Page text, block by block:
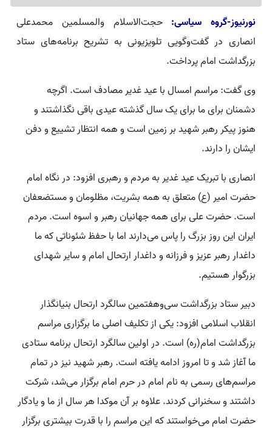
نورنیوز-گروه سیاسی:حجت‌الاسلام والمسلمین محمدعلی
انصاری در گفت‌وگویی تلویزیونی به تشریح برنامه‌های ستاد
بزرگداشت امام پرداخت.
وی گفت: مراسم امسال با عید غدیر مصادف است. اگرچه
دشمنان برای ما برای یک سال گذشته عیدی باقی نگذاشتند و
هنوز پیکر رهبر شهید بر زمین است و همه انتظار تشییع و دفن
ایشان را دارند.
انصاری با تبریک عید غدیر به مردم و رهبری افزود: در نگاه امام
حضرت امیر (ع) متعلق به همه بشریت، مظلومان و مستضعفان
است. حضرت علی برای همه جهانیان رهبر و اسوه است. مردم
ایران این روز بزرگ را پاس می‌دارند اما با حفظ شئوناتی که ما
داغدار رهبر عزیز و فرزانه و داغدار ارتحال امام و سایر شهدای
بزرگوار هستیم.
دبیر ستاد بزرگداشت سی‌وهفتمین سالگرد ارتحال بنیانگذار
انقلاب اسلامی افزود: یکی از تکلیف اصلی ما برگزاری مراسم
بزرگداشت امام(ره) است. در اولین سالگرد ارتحال برنامه ستادی
ما آغاز شد و تا امروز ادامه یافته است. رهبر شهید نیز در تمام
مراسم‌های رسمی به نام امام در حرم امام برگزار می‌شد، شرکت
داشتند و سخنرانی کردند. علاوه بر آن موکدا هر سال از ما و یادگار
حضرت امام می‌خواستند که این مراسم را با قدرت بیشتری برگزار